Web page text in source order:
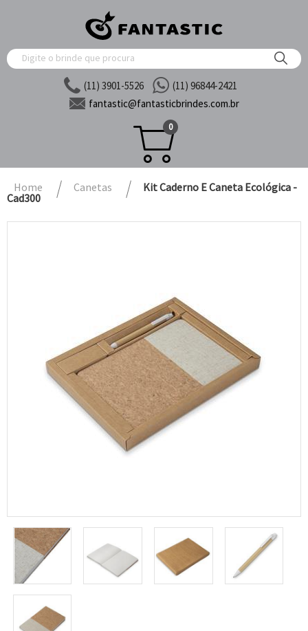
(11) 3901-5526
(11) 96844-2421
fantastic@fantasticbrindes.com.br
0
Home Canetas
Kit Caderno E Caneta Ecológica -
Cad300